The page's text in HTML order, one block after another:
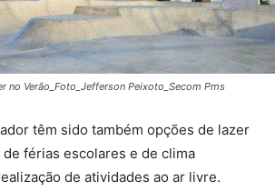
no Verão_Foto_Jefferson Peixoto_Secom Pms
têm sido também opções de lazer
férias escolares e de clima
de atividades ao ar livre.